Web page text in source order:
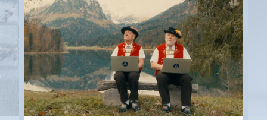
Anwil
Appenzell
Au SG
Baar
Baden
Balsthal
Balzers